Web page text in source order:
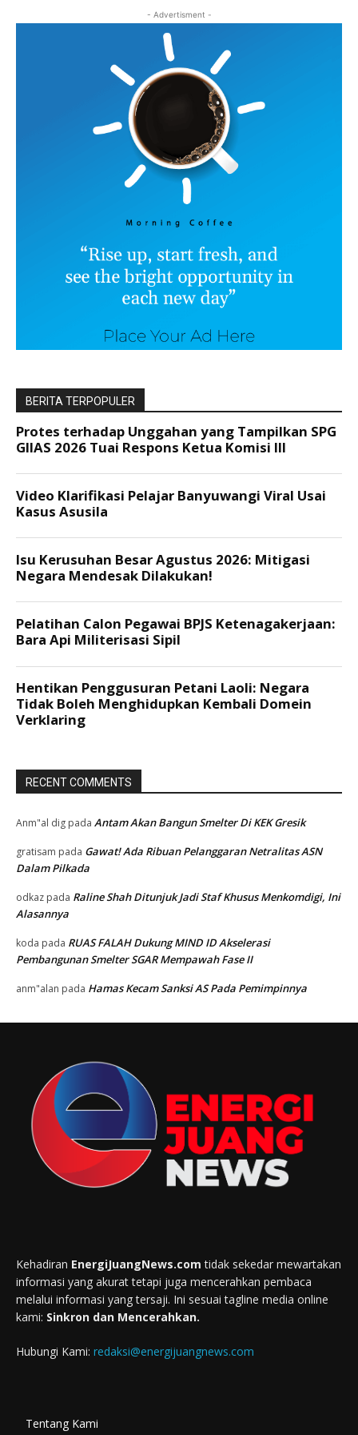
- Advertisment -
BERITA TERPOPULER
RECENT COMMENTS
Anm"al dig pada Antam Akan Bangun Smelter Di KEK Gresik
gratisam pada Gawat! Ada Ribuan Pelanggaran Netralitas ASN
Dalam Pilkada
odkaz pada Raline Shah Ditunjuk Jadi Staf Khusus Menkomdigi, Ini
Alasannya
koda pada RUAS FALAH Dukung MIND ID Akselerasi
Pembangunan Smelter SGAR Mempawah Fase II
anm"alan pada Hamas Kecam Sanksi AS Pada Pemimpinnya
Kehadiran EnergiJuangNews.com tidak sekedar mewartakan
informasi yang akurat tetapi juga mencerahkan pembaca
melalui informasi yang tersaji. Ini sesuai tagline media online
kami: Sinkron dan Mencerahkan.
Hubungi Kami: redaksi@energijuangnews.com
Tentang Kami